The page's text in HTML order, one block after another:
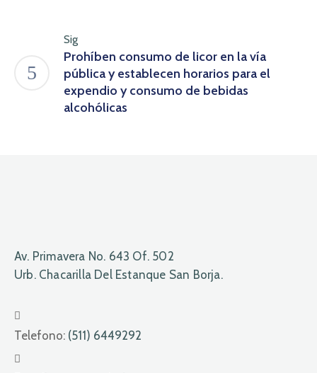
Sig
Prohíben consumo de licor en la vía
pública y establecen horarios para el
expendio y consumo de bebidas
alcohólicas
Av. Primavera No. 643 Of. 502
Urb. Chacarilla Del Estanque San Borja.
Telefono: (511) 6449292